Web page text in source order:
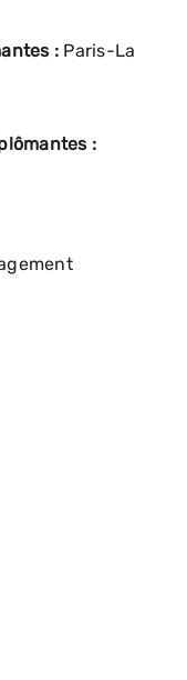
: Paris-La
: